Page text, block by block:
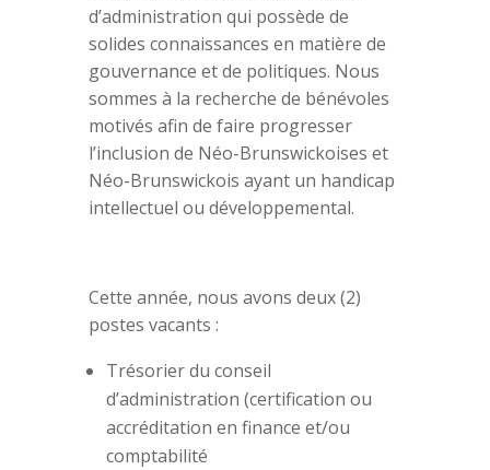
d’administration qui possède de
solides connaissances en matière de
gouvernance et de politiques. Nous
sommes à la recherche de bénévoles
motivés afin de faire progresser
l’inclusion de Néo-Brunswickoises et
Néo-Brunswickois ayant un handicap
intellectuel ou développemental.
Cette année, nous avons deux (2)
postes vacants :
Trésorier du conseil
d’administration (certification ou
accréditation en finance et/ou
comptabilité